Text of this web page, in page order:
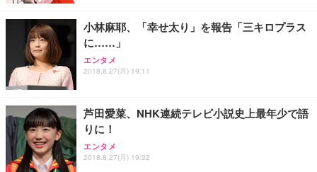
ョン PCチェア 通気性メッシュ ゲーミング/勉強/事
務用 おしゃれ パソコンチェア (ブラック)
￥7,680
Sezlife オフィスチェア デスクチェア 疲れない テレ
ワーク チェア 強化バックレスト 30度ロッキング機
ョン PCチェア 通気性メッシュ ゲーミング/勉強/事
務用 おしゃれ パソコンチェア (ホワイト)
ANDWINT オフィスチェア デスクチェア 肘なし メ
ッシュ 通気性 ランバーサポート付き 腰サポート ガ
ス圧無段階昇降 360度回転 キャスター付き コンパク
【整備済み品】Dell E2724HS 27インチ 液晶モニタ
ー フルHD（1920×1080）VA 非光沢 HDMI/DisplayP
【MiniLED/24.5inch/280Hz/FHD】GRAPHT THE S
HOOTER Gaming Monitor 24” Essential ゲーミン
グモニター QD 24.5インチ 1ms FHD 量子ドット 残
Smart Basic(スマートベーシック) 【Amazon.co.jp
限定】 Smart Basic アイリスオーヤマ ペットシーツ
アイリスオーヤマ ペットシーツ 超厚型 お徳用 レギ
ュラー 200枚入【Amazon.co.jp限定】
小林麻耶、「幸せ太り」を報告「三キロプラス
に……」
エンタメ
2018.8.27(月) 19:11
芦田愛菜、NHK連続テレビ小説史上最年少で語
りに！
エンタメ
2018.8.27(月) 19:22